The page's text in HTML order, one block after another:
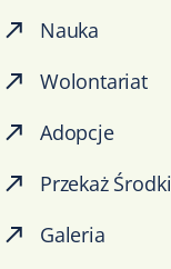
Nauka
Wolontariat
Adopcje
Przekaż Środki
Galeria